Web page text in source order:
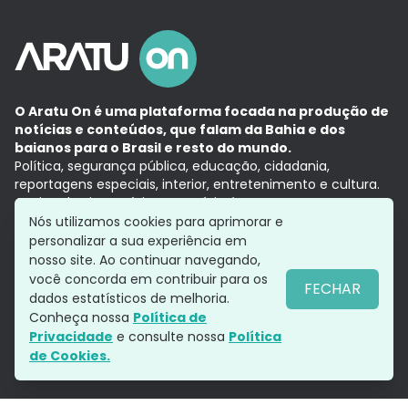
O Aratu On é uma plataforma focada na produção de
notícias e conteúdos, que falam da Bahia e dos
baianos para o Brasil e resto do mundo.
Política, segurança pública, educação, cidadania,
reportagens especiais, interior, entretenimento e cultura.
Aqui, tudo vira notícia e a notícia é no tempo presente,
com a credibilidade do Grupo Aratu.
Grupo Aratu
Política de privacidade
Siga-nos
Nós utilizamos cookies para aprimorar e
personalizar a sua experiência em
nosso site. Ao continuar navegando,
você concorda em contribuir para os
dados estatísticos de melhoria.
Conheça nossa Política de
Privacidade e consulte nossa Política
de Cookies.
FECHAR